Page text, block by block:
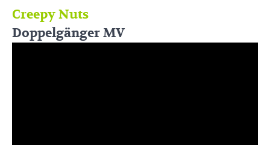
Creepy Nuts
Doppelgänger MV